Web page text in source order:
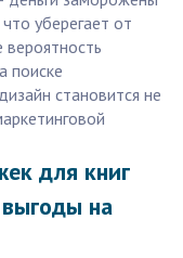
уберегает от
вероятность
поиске
становится не
для книг
на